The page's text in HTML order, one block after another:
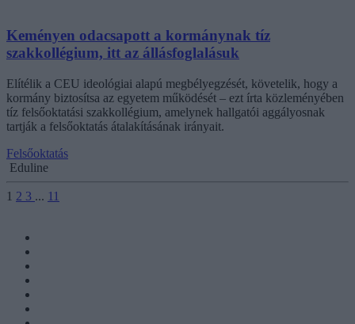
Keményen odacsapott a kormánynak tíz
szakkollégium, itt az állásfoglalásuk
Elítélik a CEU ideológiai alapú megbélyegzését, követelik, hogy a
kormány biztosítsa az egyetem működését – ezt írta közleményében
tíz felsőoktatási szakkollégium, amelynek hallgatói aggályosnak
tartják a felsőoktatás átalakításának irányait.
Felsőoktatás
Eduline
1 2 3 ... 11